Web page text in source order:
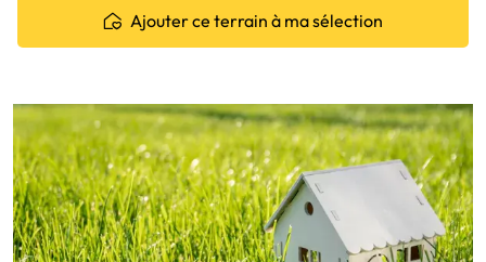
Ajouter ce terrain à ma sélection